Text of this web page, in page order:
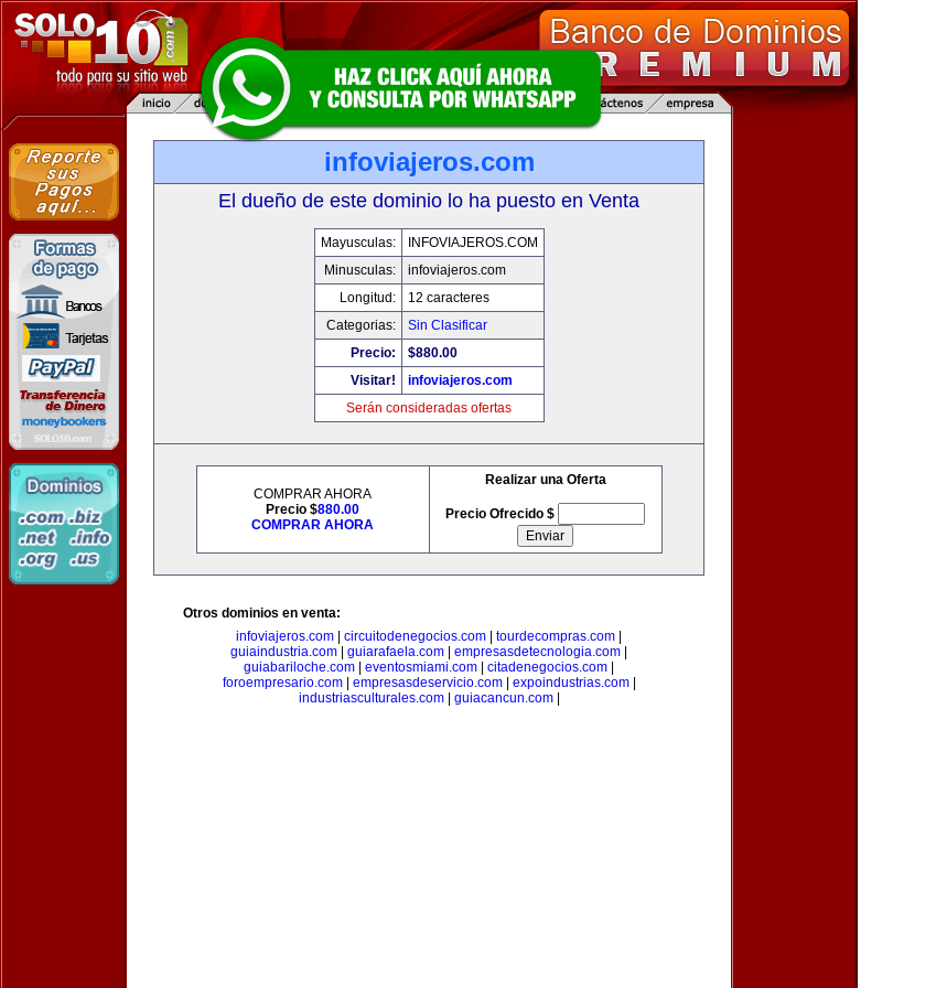
infoviajeros.com
El dueño de este dominio lo ha puesto en Venta
Mayusculas:
INFOVIAJEROS.COM
Minusculas:
infoviajeros.com
Longitud:
12 caracteres
Categorias:
Sin Clasificar
Precio:
$880.00
Visitar!
infoviajeros.com
Serán consideradas ofertas
COMPRAR AHORA
Precio $880.00
COMPRAR AHORA
Realizar una Oferta
Precio Ofrecido $
Otros dominios en venta:
infoviajeros.com
circuitodenegocios.com tourdecompras.com
guiaindustria.com
guiarafaela.com empresasdetecnologia.com
guiabariloche.com
eventosmiami.com citadenegocios.com
foroempresario.com| empresasdeservicio.com| expoindustrias.com|
industriasculturales.com| guiacancun.com|